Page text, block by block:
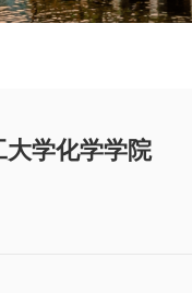
学化学学院